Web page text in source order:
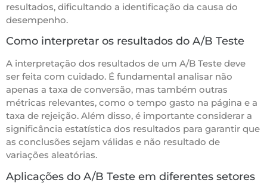
resultados, dificultando a identificação da causa do
desempenho.
Como interpretar os resultados do A/B Teste
A interpretação dos resultados de um A/B Teste deve
ser feita com cuidado. É fundamental analisar não
apenas a taxa de conversão, mas também outras
métricas relevantes, como o tempo gasto na página e a
taxa de rejeição. Além disso, é importante considerar a
significância estatística dos resultados para garantir que
as conclusões sejam válidas e não resultado de
variações aleatórias.
Aplicações do A/B Teste em diferentes setores